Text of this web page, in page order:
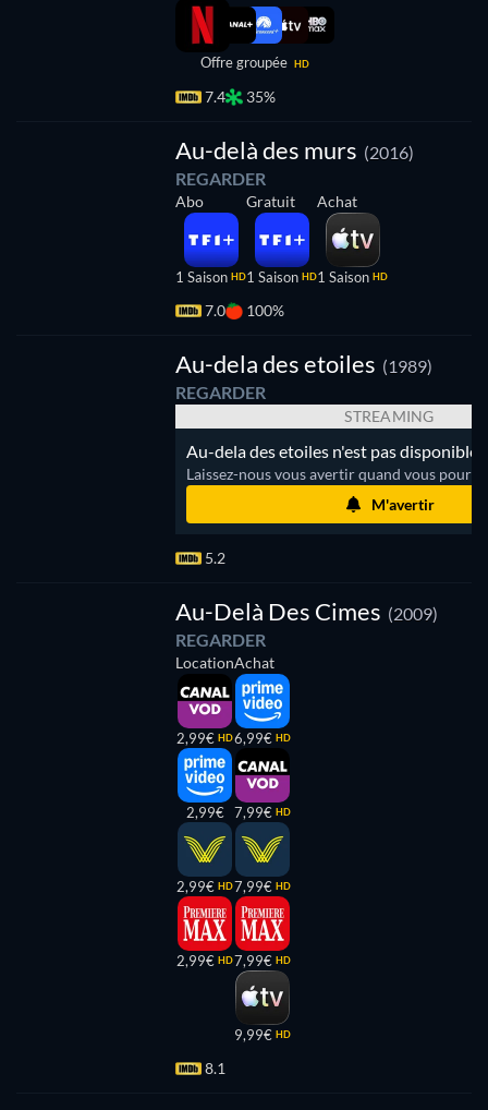
Offre groupée HD
7.4 35%
Au-delà des murs (2016)
REGARDER
Abo
1 Saison HD
Gratuit
1 Saison HD
Achat
1 Saison HD
7.0 100%
Au-dela des etoiles (1989)
REGARDER
STREAMING
Au-dela des etoiles n'est pas disponible
Laissez-nous vous avertir quand vous
M'avertir
5.2
Au-Delà Des Cimes (2009)
REGARDER
Location
2,99€ HD
2,99€
2,99€ HD
2,99€ HD
Achat
6,99€ HD
7,99€ HD
7,99€ HD
7,99€ HD
9,99€ HD
8.1